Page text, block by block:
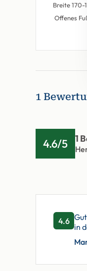
Breite 170-
Offenes
1
4.6/5 1
4.6
in